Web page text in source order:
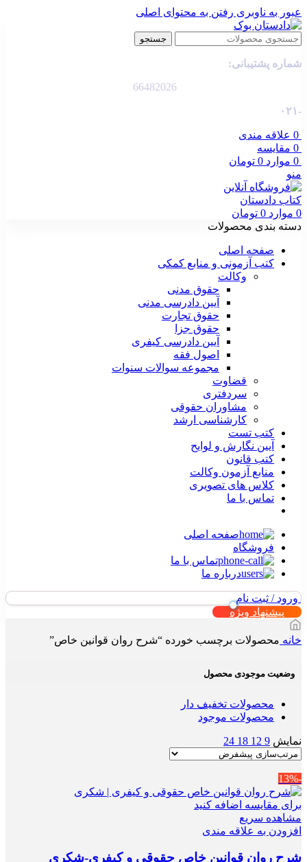
عبور به ناوبری رفتن به محتوای اصلی
جستجو
شماره پشتیبانی:
66482026
-۰۲۱
0 علاقه مندی
0 مقایسه
0 موارد 0 تومان
منو
0 موارد 0 تومان
دسته بندی محصولات
صفحه اصلی
کتب آزمونی و منابع کمکی
وکالت
حقوق مدنی
آیین دادرسی مدنی
حقوق تجارت
حقوق جزا
آیین دادرسی کیفری
اصول فقه
مجموعه سوالات سنوات
قضاوت
سردفتری
مشاوران حقوقی
کارشناسی ارشد
کتب تست
آیین نگارش و لوایح
کتب قانون
منابع آزمون وکالت
کلاس های تصویری
تماس با ما
صفحه اصلی
فروشگاه
تماس با ما
درباره ما
ورود / ثبت نام
پیشنهاد ویژه
خانه محصولات برچسب خورده “شرح روان قوانین خاص”
وضعیت موجودی محصول
محصولات تخفیف دار
محصولات موجود
نمایش 9
12
18
24
-13%
برای مقایسه اضافه کنید
مشاهده سریع
افزودن به علاقه مندی
شرح روان قوانین خاص حقوقی و کیفری-شکری